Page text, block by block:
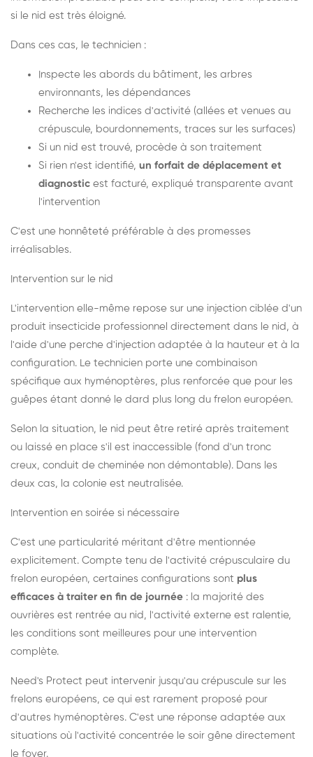
si le nid est très éloigné.
Dans ces cas, le technicien :
Inspecte les abords du bâtiment, les arbres
environnants, les dépendances
Recherche les indices d'activité (allées et venues au
crépuscule, bourdonnements, traces sur les surfaces)
Si un nid est trouvé, procède à son traitement
Si rien n'est identifié, un forfait de déplacement et
diagnostic est facturé, expliqué transparente avant
l'intervention
C'est une honnêteté préférable à des promesses
irréalisables.
Intervention sur le nid
L'intervention elle-même repose sur une injection ciblée d'un
produit insecticide professionnel directement dans le nid, à
l'aide d'une perche d'injection adaptée à la hauteur et à la
configuration. Le technicien porte une combinaison
spécifique aux hyménoptères, plus renforcée que pour les
guêpes étant donné le dard plus long du frelon européen.
Selon la situation, le nid peut être retiré après traitement
ou laissé en place s'il est inaccessible (fond d'un tronc
creux, conduit de cheminée non démontable). Dans les
deux cas, la colonie est neutralisée.
Intervention en soirée si nécessaire
C'est une particularité méritant d'être mentionnée
explicitement. Compte tenu de l'activité crépusculaire du
frelon européen, certaines configurations sont plus
efficaces à traiter en fin de journée : la majorité des
ouvrières est rentrée au nid, l'activité externe est ralentie,
les conditions sont meilleures pour une intervention
complète.
Need's Protect peut intervenir jusqu'au crépuscule sur les
frelons européens, ce qui est rarement proposé pour
d'autres hyménoptères. C'est une réponse adaptée aux
situations où l'activité concentrée le soir gêne directement
le foyer.